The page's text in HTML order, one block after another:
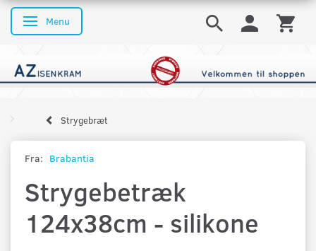
Skifte navigation
Menu
Strygebræt
Fra: Brabantia
Strygebetræk
124x38cm - silikone